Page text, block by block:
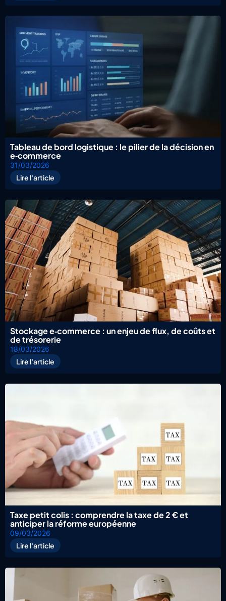
Tableau de bord logistique : le pilier de la décision en
e‑commerce
31/03/2026
Lire l'article
Stockage e‑commerce : un enjeu de flux, de coûts et
de trésorerie
18/03/2026
Lire l'article
Taxe petit colis : comprendre la taxe de 2 € et
anticiper la réforme européenne
09/03/2026
Lire l'article